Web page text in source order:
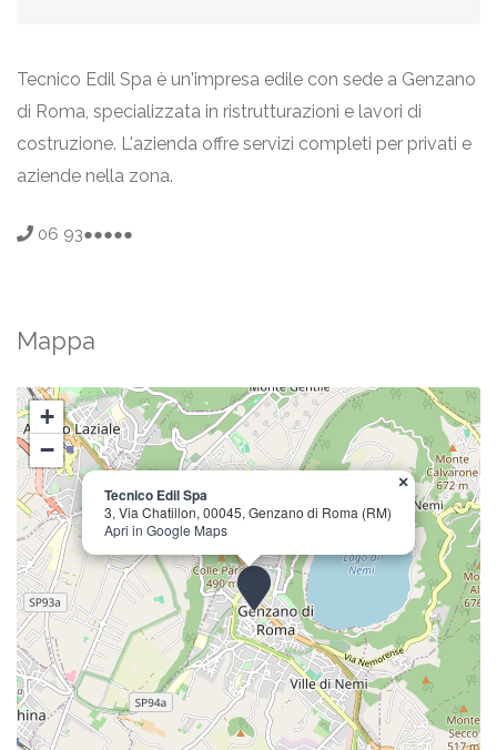
Tecnico Edil Spa è un'impresa edile con sede a Genzano
di Roma, specializzata in ristrutturazioni e lavori di
costruzione. L'azienda offre servizi completi per privati e
aziende nella zona.
06 93●●●●●
Mappa
Tecnico Edil Spa
3, Via Chatillon, 00045, Genzano di Roma (RM)
Apri in Google Maps
×
+
−